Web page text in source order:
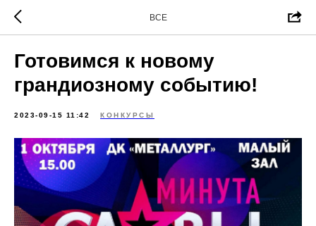
ВСЕ
Готовимся к новому
грандиозному событию!
2023-09-15 11:42 КОНКУРСЫ